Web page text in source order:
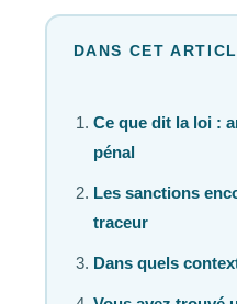
DANS CET
Ce que dit la loi :
pénal
Les sanctions
traceur
Dans quels